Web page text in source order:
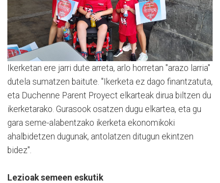
Ikerketan ere jarri dute arreta, arlo horretan "arazo larria"
dutela sumatzen baitute. "Ikerketa ez dago finantzatuta,
eta Duchenne Parent Proyect elkarteak dirua biltzen du
ikerketarako. Gurasook osatzen dugu elkartea, eta gu
gara seme-alabentzako ikerketa ekonomikoki
ahalbidetzen dugunak, antolatzen ditugun ekintzen
bidez".
Lezioak semeen eskutik